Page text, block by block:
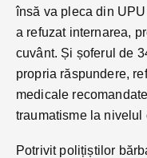
însă va pleca din
a refuzat internarea,
cuvânt. Și șoferul de
propria răspundere,
medicale
traumatisme la nivelul
Potrivit polițiștilor